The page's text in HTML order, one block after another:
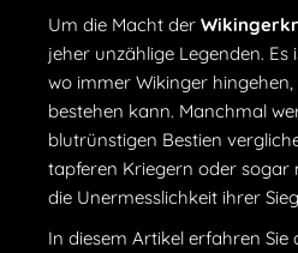
Um die Macht der
jeher unzählige Legenden. Es
wo immer Wikinger
bestehen kann. Manchmal
blutrünstigen Bestien
tapferen Kriegern oder sogar
die Unermesslichkeit ihrer
In diesem Artikel erfahren Sie